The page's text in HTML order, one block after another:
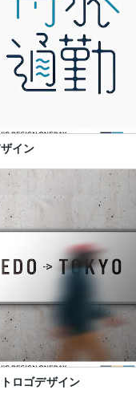
イン
ロゴデザイン